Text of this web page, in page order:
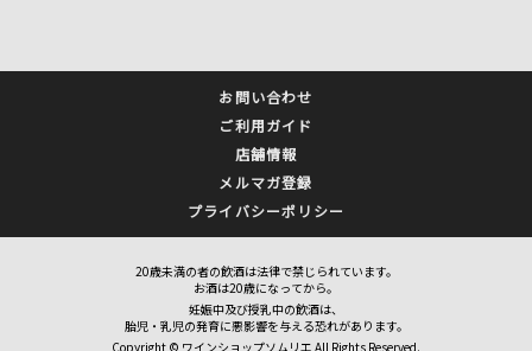
お問い合わせ
ご利用ガイド
店舗情報
メルマガ登録
プライバシーポリシー
20歳未満の者の飲酒は法律で禁じられています。
お酒は20歳になってから。
妊娠中及び授乳中の飲酒は、
胎児・乳児の発育に悪影響を与える恐れがあります。
Copyright © ワインショップソムリエ All Rights Reserved.